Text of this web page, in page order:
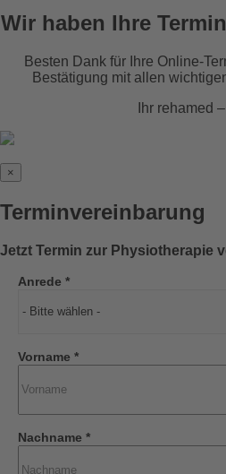
Wir haben Ihre
Besten Dank für Ihre Online-
Bestätigung mit allen
Ihr rehamed
×
Terminvereinbarung
Jetzt Termin zur Physiotherapie
Anrede *
Vorname *
Nachname *